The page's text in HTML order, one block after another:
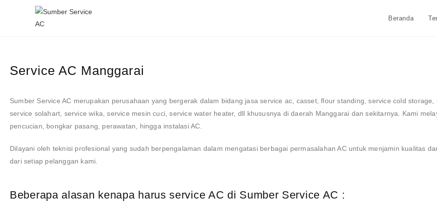
Beranda
Service AC Manggarai
Sumber Service AC merupakan perusahaan yang bergerak dalam bidang jasa service ac, casset, flour standing, service cold
service solahart, service wika, service mesin cuci, service water heater, dll khususnya di daerah Manggarai dan sekitarnya. Kami
pencucian, bongkar pasang, perawatan, hingga instalasi AC.
Dilayani oleh teknisi profesional yang sudah berpengalaman dalam mengatasi berbagai permasalahan AC untuk menjamin kualitas
dari setiap pelanggan kami.
Beberapa alasan kenapa harus service AC di Sumber Service AC :